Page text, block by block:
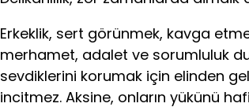
Erkeklik, sert görünmek, kavga
merhamet, adalet ve sorumluluk
sevdiklerini korumak için elinden
incitmez. Aksine, onların yükünü